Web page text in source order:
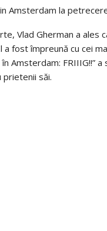
Amsterdam la
Vlad Gherman a ales
a fost împreună cu cei
în Amsterdam: FRIIIG!!”
prietenii săi.